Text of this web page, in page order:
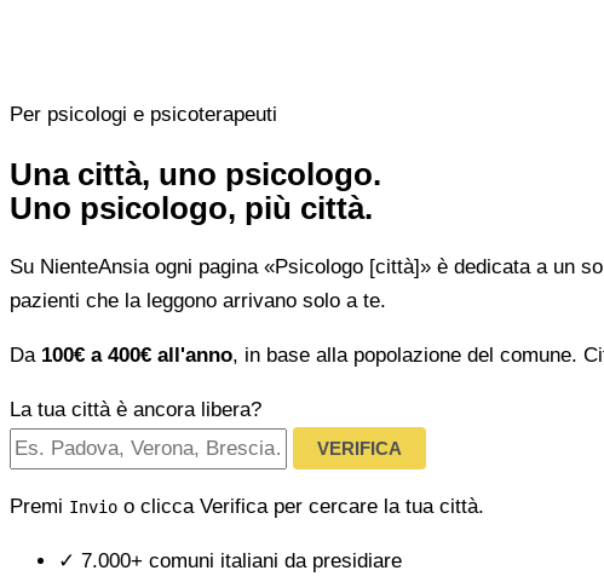
Per psicologi e psicoterapeuti
Una città, uno psicologo.
Uno psicologo, più città.
Su NienteAnsia ogni pagina «Psicologo [città]» è dedicata a un
pazienti che la leggono arrivano solo a te.
Da 100€ a 400€ all'anno, in base alla popolazione del comune.
La tua città è ancora libera?
VERIFICA
Premi Invio o clicca Verifica per cercare la tua città.
✓ 7.000+ comuni italiani da presidiare